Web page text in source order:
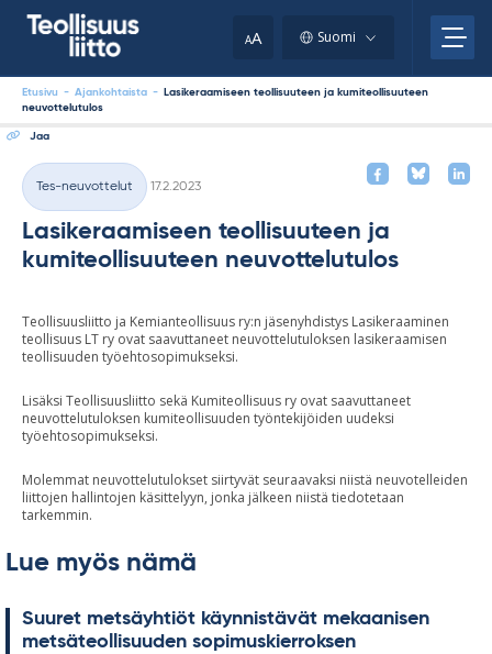
AA Suomi
Etusivu - Ajankohtaista -
Lasikeraamiseen teollisuuteen ja kumiteollisuuteen
neuvottelutulos
Jaa
Kategoriat
Tes-neuvottelut
17.2.2023
Lasikeraamiseen teollisuuteen ja
kumiteollisuuteen neuvottelutulos
Teollisuusliitto ja Kemianteollisuus ry:n jäsenyhdistys Lasikeraaminen
teollisuus LT ry ovat saavuttaneet neuvottelutuloksen lasikeraamisen
teollisuuden työehtosopimukseksi.
Lisäksi Teollisuusliitto sekä Kumiteollisuus ry ovat saavuttaneet
neuvottelutuloksen kumiteollisuuden työntekijöiden uudeksi
työehtosopimukseksi.
Molemmat neuvottelutulokset siirtyvät seuraavaksi niistä neuvotelleiden
liittojen hallintojen käsittelyyn, jonka jälkeen niistä tiedotetaan
tarkemmin.
Lue myös nämä
Suu­ret met­säyh­tiöt käyn­nis­tä­vät me­kaa­ni­sen
met­sä­teol­li­suu­den so­pi­mus­kier­rok­sen
clipboard.)